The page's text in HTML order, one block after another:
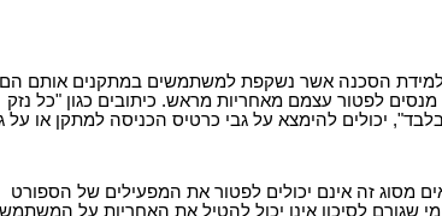
למידת הסכנה אשר נשקפת למשתמשים במתקנים אותם הם
לפטור עצמם מאחריות מראש. כיתובים כגון "כל נזק
יכולים להימצא על גבי כרטיס הכניסה למתקן או על
מסוג זה אינם יכולים לפטור את המפעילים של הספורט
שגורם לסיכון אינו יכול להטיל את האחריות על המשתמש